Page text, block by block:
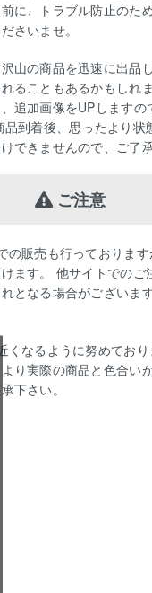
に、トラブル防止のた
さいませ。
山の商品を迅速に出品
ることもあるかもしれ
追加画像をUPしますの
品到着後、思ったより状
できませんので、ご了
ご注意
の販売も行っておりま
ます。 他サイトでのご
となる場合がございま
くなるように努めており
り実際の商品と色合い
下さい。